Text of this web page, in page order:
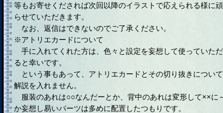
等もお寄せくだされば次回以降のイラストで応えられる様に
らせていただきます。
なお、返信はできないのでご了承ください。
※アトリエカードについて
手に入れてくれた方は、色々と設定を妄想して使っていた
ると幸いです。
という事もあって、アトリエカードとその切り抜きについ
解説を入れません。
服装のあれは○○なんだーとか、背中のあれは変形して××に
か妄想し易いパーツは多めに配置したつもりです。